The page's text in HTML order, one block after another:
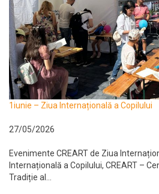
1iunie – Ziua Internațională a Copilului
27/05/2026
Evenimente CREART de Ziua
Internațională a Copilului, CREART –
Tradiție al...